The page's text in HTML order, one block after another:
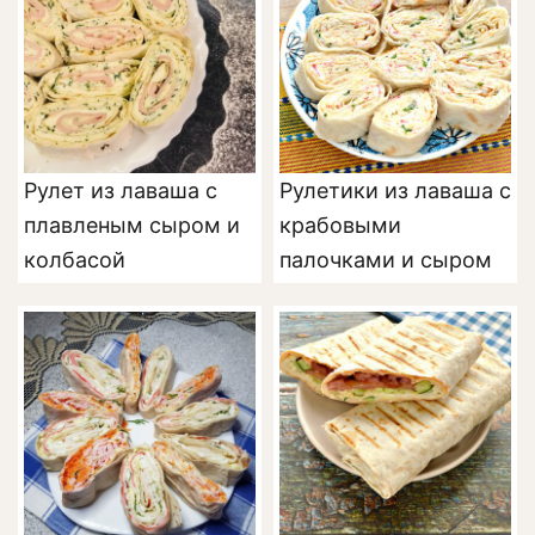
Рулет из лаваша с
плавленым сыром и
колбасой
Рулетики из лаваша с
крабовыми
палочками и сыром